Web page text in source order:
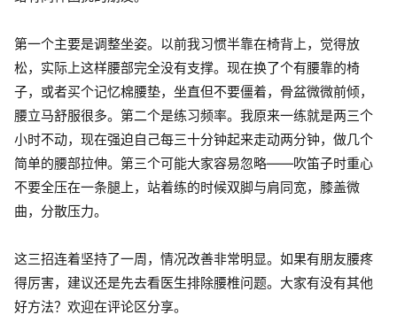
第一个主要是调整坐姿。以前我习惯半靠在椅背上，觉得放
松，实际上这样腰部完全没有支撑。现在换了个有腰靠的椅
子，或者买个记忆棉腰垫，坐直但不要僵着，骨盆微微前倾，
腰立马舒服很多。第二个是练习频率。我原来一练就是两三个
小时不动，现在强迫自己每三十分钟起来走动两分钟，做几个
简单的腰部拉伸。第三个可能大家容易忽略——吹笛子时重心
不要全压在一条腿上，站着练的时候双脚与肩同宽，膝盖微
曲，分散压力。
这三招连着坚持了一周，情况改善非常明显。如果有朋友腰疼
得厉害，建议还是先去看医生排除腰椎问题。大家有没有其他
好方法？欢迎在评论区分享。